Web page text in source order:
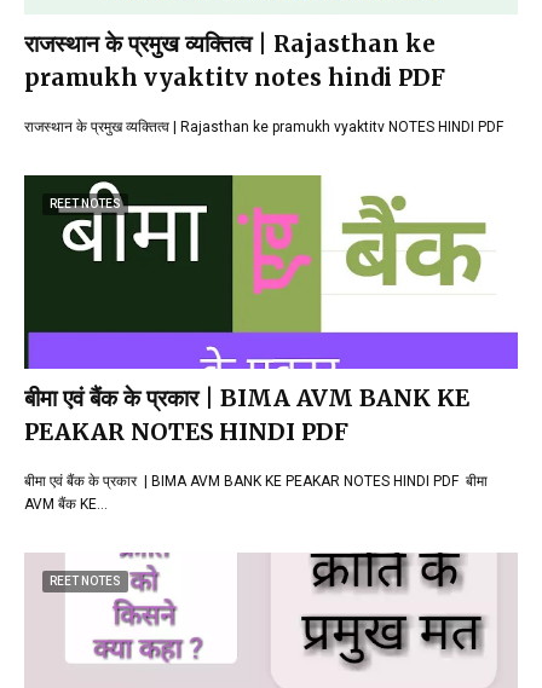
राजस्थान के प्रमुख व्यक्तित्व | Rajasthan ke
pramukh vyaktitv notes hindi PDF
राजस्थान के प्रमुख व्यक्तित्व | Rajasthan ke pramukh vyaktitv NOTES HINDI PDF
REET NOTES
बीमा एवं बैंक के प्रकार | BIMA AVM BANK KE
PEAKAR NOTES HINDI PDF
बीमा एवं बैंक के प्रकार | BIMA AVM BANK KE PEAKAR NOTES HINDI PDF बीमा
AVM बैंक KE…
REET NOTES